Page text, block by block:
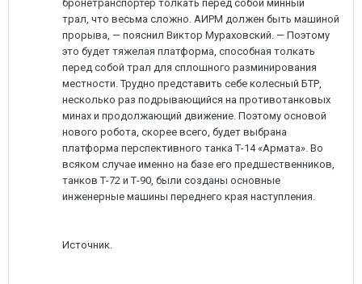
бронетранспортер толкать перед собой минный
трал, что весьма сложно. АИРМ должен быть машиной
прорыва, — пояснил Виктор Мураховский. — Поэтому
это будет тяжелая платформа, способная толкать
перед собой трал для сплошного разминирования
местности. Трудно представить себе колесный БТР,
несколько раз подрывающийся на противотанковых
минах и продолжающий движение. Поэтому основой
нового робота, скорее всего, будет выбрана
платформа перспективного танка Т-14 «Армата». Во
всяком случае именно на базе его предшественников,
танков Т-72 и Т-90, были созданы основные
инженерные машины переднего края наступления.
Источник.